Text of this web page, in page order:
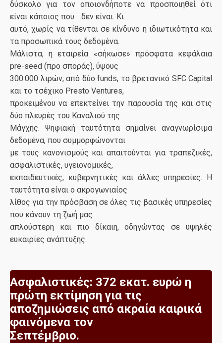
δύσκολο για τον οποιονδήποτε να προσποιηθεί ότι
είναι κάποιος που …δεν είναι. Κι
αυτό, χωρίς να τίθενται σε κίνδυνο η ιδιωτικότητα και
τα προσωπικά τους δεδομένα.
Μάλιστα, η εταιρεία «σήκωσε» πρόσφατα κεφάλαια
pre-seed (προ σποράς), ύψους
300.000 λιρών, από δύο funds, το βρετανικό SFC Capital
και το τσέχικο Presto Ventures,
προκειμένου να επεκτείνει την παρουσία της και στις
δύο πλευρές του Καναλιού της
Μάγχης. Ψηφιακή ταυτότητα σημαίνει αναγνωρίσιμα
δεδομένα, που συμμορφώνονται
με τους κανονισμούς και απαιτούνται για τραπεζικές,
ασφαλιστικές, υγειονομικές,
εκπαιδευτικές, κυβερνητικές και άλλες υπηρεσίες. Η
ταυτότητα είναι ο ακρογωνιαίος
λίθος για την πρόσβαση σε όλες τις βασικές υπηρεσίες
που κάνουν τη ζωή μας
απλούστερη και πιο δίκαιη, οδηγώντας σε υψηλές
ευκαιρίες ανάπτυξης.
Ασφαλιστικές: 372 εκατ. ευρώ η
πρώτη εκτίμηση για τις
αποζημιώσεις από ακραία καιρικά
φαινόμενα τον
Σεπτέμβριο.